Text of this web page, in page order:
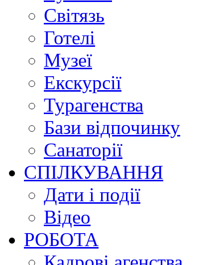
Світязь
Готелі
Музеї
Екскурсії
Турагенства
Бази відпочинку
Санаторії
СПІЛКУВАННЯ
Дати і події
Відео
РОБОТА